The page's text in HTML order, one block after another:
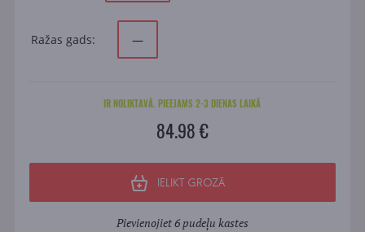
Ražas gads: —
IR NOLIKTAVĀ. PIEEJAMS 2-3 DIENAS LAIKĀ
84.98 €
IELIKT GROZĀ
Pievienojiet 6 pudeļu kastes